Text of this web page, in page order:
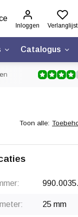
Inloggen Verlanglijst
Catalogus
Toon alle:
25 mm